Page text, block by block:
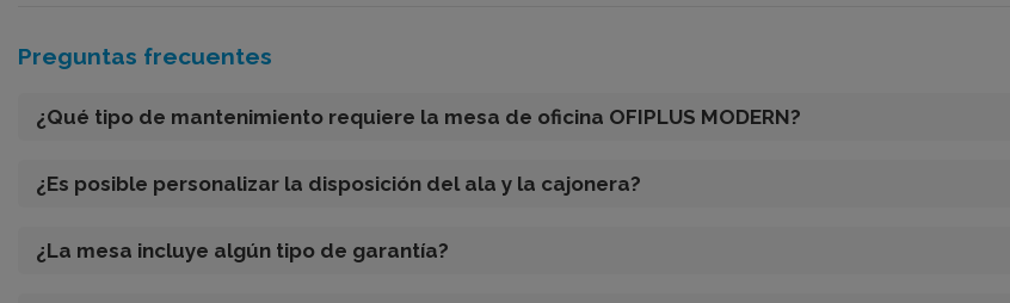
Preguntas frecuentes
¿Qué tipo de mantenimiento requiere la mesa de oficina OFIPLUS MODERN?
¿Es posible personalizar la disposición del ala y la cajonera?
¿La mesa incluye algún tipo de garantía?